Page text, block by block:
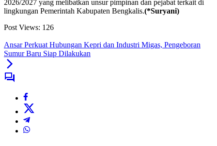
2026/2027 yang melibatkan unsur pimpinan dan pejabat terkait di
lingkungan Pemerintah Kabupaten Bengkalis.(*Suryani)
Post Views: 126
Ansar Perkuat Hubungan Kepri dan Industri Migas, Pengeboran
Sumur Baru Siap Dilakukan